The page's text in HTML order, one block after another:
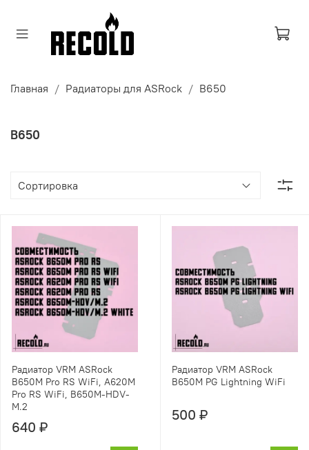
Главная Радиаторы для ASRock B650
B650
Радиатор VRM ASRock
B650M Pro RS WiFi, A620M
Pro RS WiFi, B650M-HDV-
M.2
640 ₽
Радиатор VRM ASRock
B650M PG Lightning WiFi
500 ₽